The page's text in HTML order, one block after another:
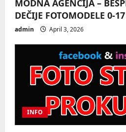
MODNA AGENCIJA –
DEČIJE FOTOMODELE 0-
admin April 3, 2026
INFO